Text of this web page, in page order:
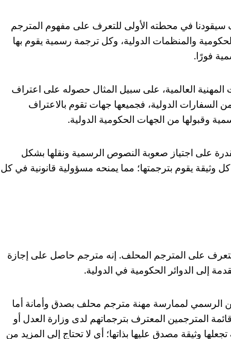
سيقودنا في محطته الأولى للتعرف على مفهوم المترجم
والمنظمات الدولية، وكل ترجمة رسمية يقوم بها
فورًا.
العالمية، على سبيل المثال حصوله على اعتراف
السفارات الدولية، فجميعها جهات تقوم بالاعتراف
وقبولها من الجهات الحكومية الدولية.
على اجتياز صعوبة النصوص الرسمية ونقلها بشكل
كل وثيقة يقوم بترجمتها؛ مما يمنحه مسؤولية قانونية في كل
على المترجم المحلف. إنه مترجم حاصل على إجازة
إلى الدوائر الحكومية في الدولية.
الرسمي لممارسة مهنة مترجم محلف بصدق وأمانة أما
المترجمين المعترف بترجماتهم لدى وزارة العدل أو
وثيقة مصدق عليها بذاتها؛ أي لا تحتاج إلى المزيد من